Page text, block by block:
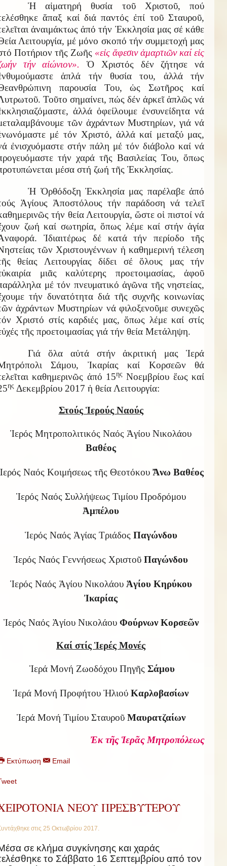
Ἡ αἱματηρή θυσία τοῦ Χριστοῦ, πού
ἅπαξ καί διά παντός ἐπί τοῦ Σταυροῦ,
ἀναιμάκτως ἀπό τήν Ἐκκλησία μας σέ κάθε
Λειτουργία, μέ μόνο σκοπό τήν συμμετοχή μας
Ποτήριον τῆς Ζωῆς «εἰς ἄφεσιν ἁμαρτιῶν καί εἰς
τήν αἰώνιον».
Ὁ Χριστός δέν ζήτησε νά
ἁπλά τήν θυσία του, ἀλλά τήν
παρουσία Του, ὡς Σωτῆρος καί
Τοῦτο σημαίνει, πώς δέν ἀρκεῖ ἁπλῶς νά
ἀλλά ὀφείλουμε ἐνσυνείδητα νά
τῶν ἀχράντων Μυστηρίων, γιά νά
μέ τόν Χριστό, ἀλλά καί μεταξύ μας,
ἐνισχυόμαστε στήν πάλη μέ τόν διάβολο καί νά
τήν χαρά τῆς Βασιλείας Του, ὅπως
μέσα στή ζωή τῆς Ἐκκλησίας.
Ἡ Ὀρθόδοξη Ἐκκλησία μας παρέλαβε ἀπό
Ἁγίους Ἀποστόλους τήν παράδοση νά τελεῖ
τήν θεία Λειτουργία, ὥστε οἱ πιστοί νά
ζωή καί σωτηρία, ὅπως λέμε καί στήν ἁγία
Ἰδιαιτέρως δέ κατά τήν περίοδο τῆς
τῶν Χριστουγέννων ἡ καθημερινή τέλεση
θείας Λειτουργίας δίδει σέ ὅλους μας τήν
μιᾶς καλύτερης προετοιμασίας, ἀφοῦ
μέ τόν πνευματικό ἀγῶνα τῆς νηστείας,
τήν δυνατότητα διά τῆς συχνῆς κοινωνίας
ἀχράντων Μυστηρίων νά φιλοξενοῦμε συνεχῶς
Χριστό στίς καρδιές μας, ὅπως λέμε καί στίς
τῆς προετοιμασίας γιά τήν θεία Μετάληψη.
Γιά ὅλα αὐτά στήν ἀκριτική μας Ἱερά
Σάμου, Ἰκαρίας καί Κορσεῶν θά
καθημερινῶς ἀπό 15ης Νοεμβρίου ἕως καί
ης Δεκεμβρίου 2017 ἡ θεία Λειτουργία:
Στούς Ἱερούς Ναούς
Ἱερός Μητροπολιτικός Ναός Ἁγίου Νικολάου
Βαθέος
Ναός Κοιμήσεως τῆς Θεοτόκου Ἄνω Βαθέος
Ἱερός Ναός Συλλήψεως Τιμίου Προδρόμου
Ἀμπέλου
Ἱερός Ναός Ἁγίας Τριάδος Παγώνδου
Ἱερός Ναός Γεννήσεως Χριστοῦ Παγώνδου
Ἱερός Ναός Ἁγίου Νικολάου Ἁγίου Κηρύκου
Ἰκαρίας
Ἱερός Ναός Ἁγίου Νικολάου Φούρνων Κορσεῶν
Καί στίς Ἱερές Μονές
Ἱερά Μονή Ζωοδόχου Πηγῆς Σάμου
Ἱερά Μονή Προφήτου Ἠλιού Καρλοβασίων
Ἱερά Μονή Τιμίου Σταυροῦ Μαυρατζαίων
Ἐκ τῆς Ἱερᾶς Μητροπόλεως
Εκτύπωση Email
ΝΕΟΥ ΠΡΕΣΒΥΤΕΡΟΥ
στις 25 Οκτωβρίου 2017.
σε κλήμα συγκίνησης και χαράς
το Σάββατο 16 Σεπτεμβρίου από τον